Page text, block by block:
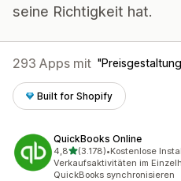
seine Richtigkeit hat.
293 Apps mit Preisgestaltung
Built for Shopify
QuickBooks Online
4,8von 5 Sternen
(3.178)
3178 Rezensionen insgesamt
•Kostenlose
Verkaufsaktivitäten im
QuickBooks synchronisieren